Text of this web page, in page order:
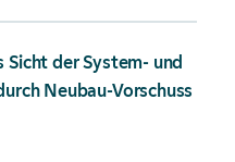
der System- und
Neubau-Vorschuss